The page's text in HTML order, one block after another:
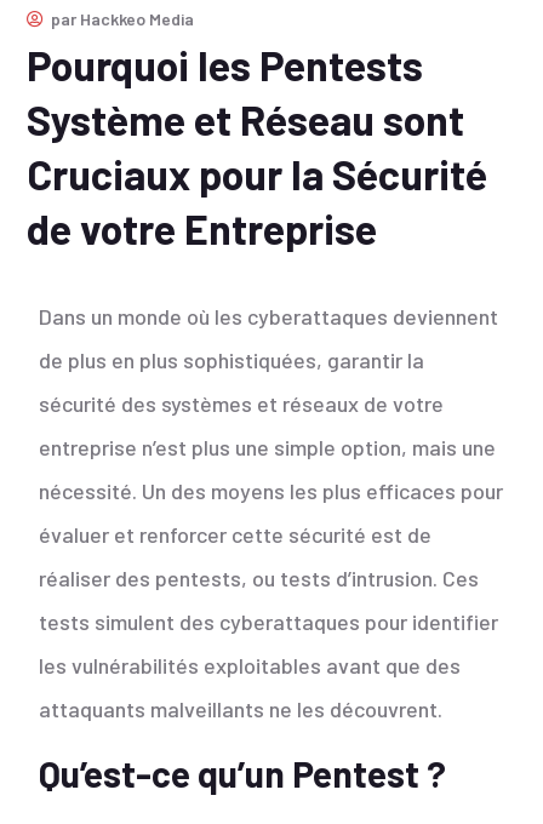
par Hackkeo Media
Pourquoi les Pentests
Système et Réseau sont
Cruciaux pour la Sécurité
de votre Entreprise
Dans un monde où les cyberattaques deviennent
de plus en plus sophistiquées, garantir la
sécurité des systèmes et réseaux de votre
entreprise n’est plus une simple option, mais une
nécessité. Un des moyens les plus efficaces pour
évaluer et renforcer cette sécurité est de
réaliser des pentests, ou tests d’intrusion. Ces
tests simulent des cyberattaques pour identifier
les vulnérabilités exploitables avant que des
attaquants malveillants ne les découvrent.
Qu’est-ce qu’un Pentest ?